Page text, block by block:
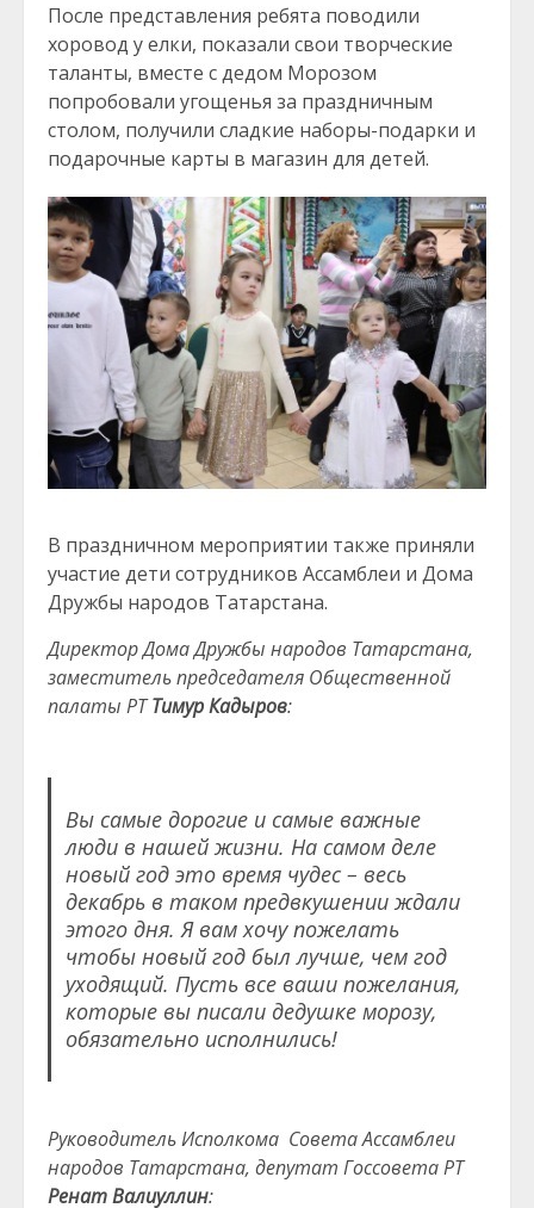
После представления ребята поводили
хоровод у елки, показали свои творческие
таланты, вместе с дедом Морозом
попробовали угощенья за праздничным
столом, получили сладкие наборы-подарки и
подарочные карты в магазин для детей.
В праздничном мероприятии также приняли
участие дети сотрудников Ассамблеи и Дома
Дружбы народов Татарстана.
Директор Дома Дружбы народов Татарстана,
заместитель председателя Общественной
палаты РТТимур Кадыров:
Вы самые дорогие и самые важные
люди в нашей жизни. На самом деле
новый год это время чудес – весь
декабрь в таком предвкушении ждали
этого дня. Я вам хочу пожелать
чтобы новый год был лучше, чем год
уходящий. Пусть все ваши пожелания,
которые вы писали дедушке морозу,
обязательно исполнились!
Руководитель Исполкома Совета Ассамблеи
народов Татарстана, депутат Госсовета РТ
Ренат Валиуллин: